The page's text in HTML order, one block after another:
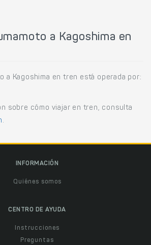
a Kagoshima en
a Kagoshima en tren está operada por:
sobre cómo viajar en tren, consulta
.
INFORMACIÓN
Quiénes somos
CENTRO DE AYUDA
Instrucciones
Preguntas